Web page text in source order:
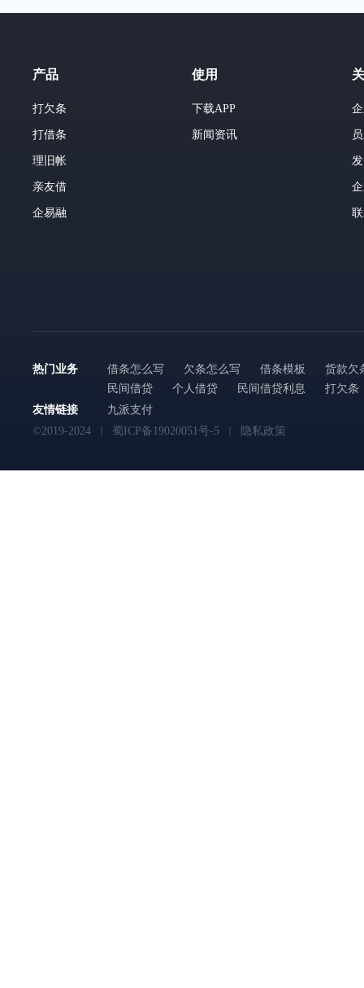
产品
打欠条
打借条
理旧帐
亲友借
企易融
使用
下载APP
新闻资讯
热门业务 借条怎么写 欠条怎么写 借条模板
货款欠
民间借贷
个人借贷 民间借贷利息
打欠条
友情链接
九派支付
©2019-2024
蜀ICP备19020051号-5 隐私政策